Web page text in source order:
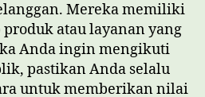
Mereka memiliki
atau layanan yang
Anda ingin mengikuti
pastikan Anda selalu
untuk memberikan nilai